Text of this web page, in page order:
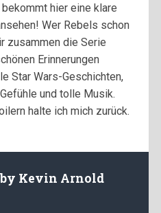
hier eine klare
Wer Rebels schon
zusammen die Serie
Erinnerungen
Star Wars-Geschichten,
und tolle Musik.
halte ich mich zurück.
Kevin Arnold